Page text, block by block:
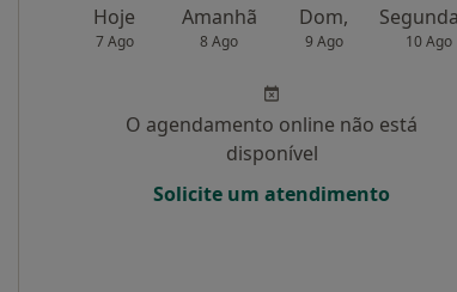
Hoje
7 Ago
Amanhã
8 Ago
Dom,
9 Ago 10 Ago
O agendamento online não está
disponível
Solicite um atendimento